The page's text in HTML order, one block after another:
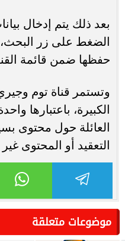
بعد ذلك يتم إدخال
الضغط على زر البحث،
حفظها ضمن قائمة
وتستمر قناة توم
الكبيرة، باعتبارها
العائلة حول محتوى
التعقيد أو المحتوى
موضوعات متعلقة